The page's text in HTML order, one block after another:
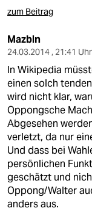
zum Beitrag
Mazbln
24.03.2014 , 21:41 Uhr
In Wikipedia
einen solch
wird nicht klar,
Oppongsche
Abgesehen
verletzt, da nur
Und dass bei
persönlichen
geschätzt und
Oppong/Walter
anders aus.